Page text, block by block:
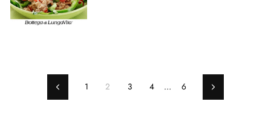
Anterior1 2 3 4 … 6 Siguiente